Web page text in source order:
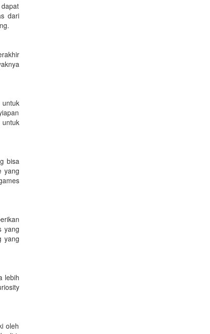
dari
bisa
yang
yang
yang
lebih
oleh